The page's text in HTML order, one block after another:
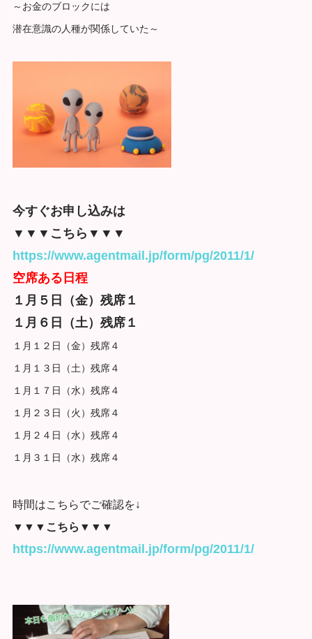
～お金のブロックには
潜在意識の人種が関係していた～
今すぐお申し込みは
▼▼▼こちら▼▼▼
https://www.agentmail.jp/form/pg/2011/1/
空席ある日程
１月５日（金）残席１
１月６日（土）残席１
１月１２日（金）残席４
１月１３日（土）残席４
１月１７日（水）残席４
１月２３日（火）残席４
１月２４日（水）残席４
１月３１日（水）残席４
時間はこちらでご確認を↓
▼▼▼こちら▼▼▼
https://www.agentmail.jp/form/pg/2011/1/